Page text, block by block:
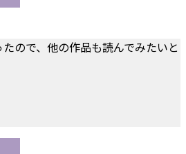
ので、他の作品も読んでみたいと